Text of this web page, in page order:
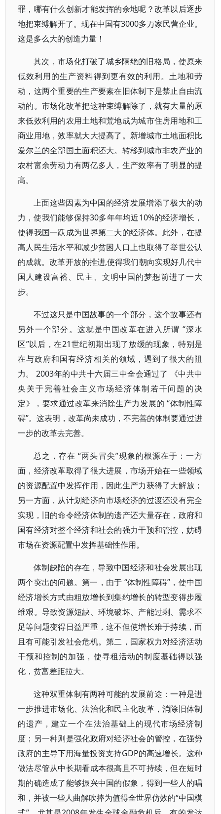
罪，哪有什么创新才能发挥的余地呢？改革以后逐步
地把束缚解开了。现在中国有3000多万家民营企业。
这是多么大的创造力量！
其次，市场化打破了城乡隔绝的旧格局，使原来
低效利用的生产资料得到更有效的利用。土地和劳
动，这两个重要的生产要素在旧体制下是禁止自由流
动的。市场化改革把这种束缚解除了，就有大量的原
来低效利用的农用土地和荒地成为城市住房用地和工
商业用地，效率就大大提高了。新增城市土地面积比
爱尔兰的全部国土面积还大。转移到城市非农产业的
农村富余劳动力有两亿多人，生产效率有了明显的提
高。
上面这些因素为中国的经济发展增添了极大的动
力，使我们能够保持30多年年均近10%的经济增长，
使得我国一跃成为世界第二大的经济体。此外，在提
高人民生活水平和减少贫困人口上也取得了举世公认
的成就。改革开放的推进,使得我们朝向实现好几代中
国人建设富裕、民主、文明中国的梦想前进了一大
步。
不过这只是中国故事的一个部分，这个故事还有
另外一个部分。这就是中国改革在进入所谓 “深水
区”以后，在21世纪初期出现了放缓的现象，特别是
在与政府和国有经济相关的领域，遇到了很大的阻
力。 2003年的中共十六届三中全会通过了 《中共中
央关于完善社会主义市场经济体制若干问题的决
定》，要求通过改革来消除生产力发展的 “体制性障
碍”。这表明，改革尚未成功，不完善的体制要通过进
一步的改革去完善。
总之，存在 “两头冒尖”现象的根源在于：一方
面，经济改革取得了很大进展，市场开始在一些领域
的资源配置中发挥作用，因此生产力获得了大解放；
另一方面，从计划经济向市场经济的过渡还没有完全
实现，旧的命令经济体制的遗产还大量存在，政府和
国有经济对整个经济和社会的强力干预和管控，妨碍
市场在资源配置中发挥基础性作用。
体制缺陷的存在，导致中国经济和社会发展出现
两个突出的问题。第一，由于 “体制性障碍”，使中国
经济增长方式由粗放增长到集约增长的转型变得步履
维艰。导致资源短缺、环境破坏、产能过剩、需求不
足等问题变得日益严重，这不但使增长难于持续，而
且有可能引发社会危机。第二，国家权力对经济活动
干预和控制的加强，使寻租活动的制度基础得以强
化，贫富差距拉大。
这种双重体制有两种可能的发展前途：一种是进
一步推进市场化、法治化和民主化改革，消除旧体制
的遗产，建立一个在法治基础上的现代市场经济制
度；另一种则是强化政府对经济社会的管控，在强势
政府的主导下用海量投资支持GDP的高速增长。这种
做法尽管从中长期看成本很高且不可持续，但在短时
期的确造成了能够振兴中国的假象，得到一些人的唱
和，并被一些人曲解吹捧为值得全世界仿效的“中国模